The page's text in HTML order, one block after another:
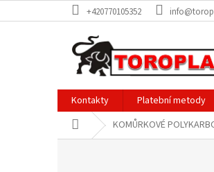
na
+420770105352
Kontakty Platební metody
Domů KOMŮRKOVÉ